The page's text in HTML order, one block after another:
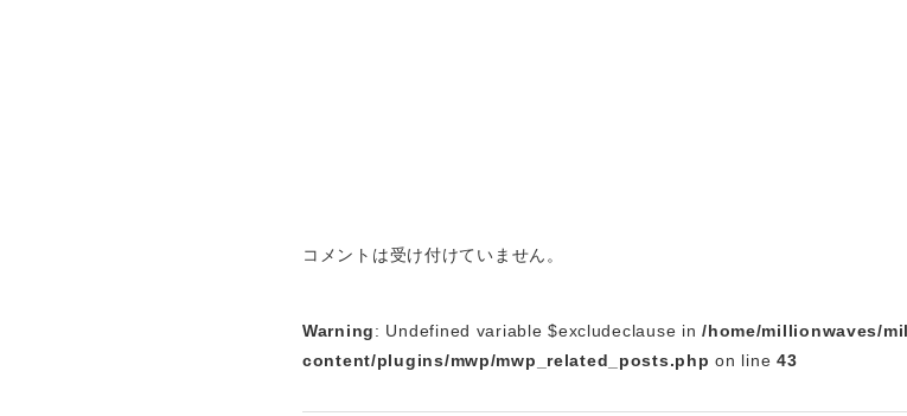
コメントは受け付けていません。
Warning: Undefined variable $excludeclause in/home/millionwaves/
content/plugins/mwp/mwp_related_posts.php on line43